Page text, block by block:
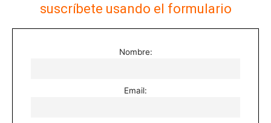
suscríbete usando el formulario
Nombre:
Email: